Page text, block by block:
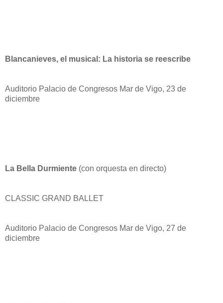
Blancanieves, el musical: La historia se reescribe
Auditorio Palacio de Congresos Mar de Vigo, 23 de
diciembre
La Bella Durmiente (con orquesta en directo)
CLASSIC GRAND BALLET
Auditorio Palacio de Congresos Mar de Vigo, 27 de
diciembre